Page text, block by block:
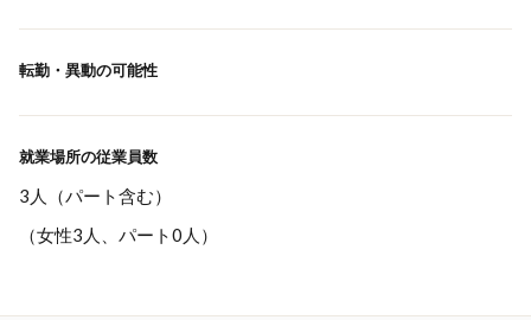
転勤・異動の可能性
就業場所の従業員数
3人（パート含む）
（女性3人、パート0人）